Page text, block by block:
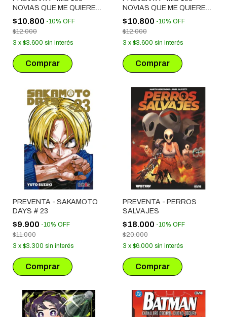
NOVIAS QUE ME QUIEREN
MUCHO MUCHO # 15
$10.800 -10% OFF
$12.000
3 x $3.600 sin interés
NOVIAS QUE ME QUIEREN
MUCHO MUCHO # 16
$10.800 -10% OFF
$12.000
3 x $3.600 sin interés
PREVENTA - SAKAMOTO
DAYS # 23
$9.900 -10% OFF
$11.000
3 x $3.300 sin interés
PREVENTA - PERROS
SALVAJES
$18.000 -10% OFF
$20.000
3 x $6.000 sin interés